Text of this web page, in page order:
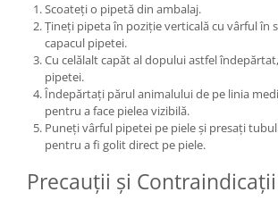
Scoateți o pipetă din ambalaj.
Țineți pipeta în poziție verticală cu vârful în
capacul pipetei.
Cu celălalt capăt al dopului astfel
pipetei.
Îndepărtați părul animalului de pe linia
pentru a face pielea vizibilă.
Puneți vârful pipetei pe piele și presați
pentru a fi golit direct pe piele.
Precauții și Contraindicații